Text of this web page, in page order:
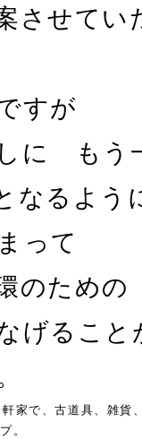
させてい
すが
に もう
なるよう
って
のための
げること
家で、古道具、雑貨
。